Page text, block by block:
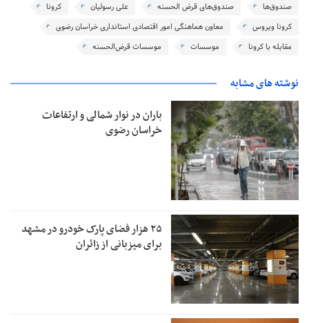
صندوق‌ها
صندوق‌های قرض الحسنه علی رسولیان
کرونا
کرونا ویروس
معاون هماهنگی امور اقتصادی استانداری خراسان رضوی
مقابله با کرونا
موسسات موسسات قرض‌الحسنه
نوشته های مشابه
باران در نوار شمالی و ارتفاعات
خراسان رضوی
۲۵ هزار فضای پارک خودرو در مشهد
برای میزبانی از زائران